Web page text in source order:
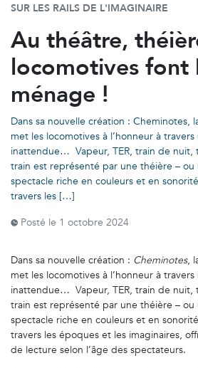
SUR LES RAILS DE L'IMAGINAIRE
Au théâtre,
locomotives font
ménage !
Dans sa nouvelle création : Cheminotes,
met les locomotives à l’honneur à
inattendue… Vapeur, TER, train de nuit,
train est représenté par une théière – ou
spectacle riche en couleurs et en
travers les […]
Posté le 1 octobre 2024
Dans sa nouvelle création : Cheminotes,
met les locomotives à l’honneur à
inattendue… Vapeur, TER, train de nuit,
train est représenté par une théière – ou
spectacle riche en couleurs et en
travers les époques et les imaginaires,
de lecture selon l’âge des spectateurs.